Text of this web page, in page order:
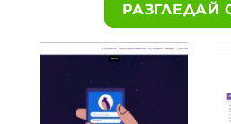
РАЗГЛЕДАЙ